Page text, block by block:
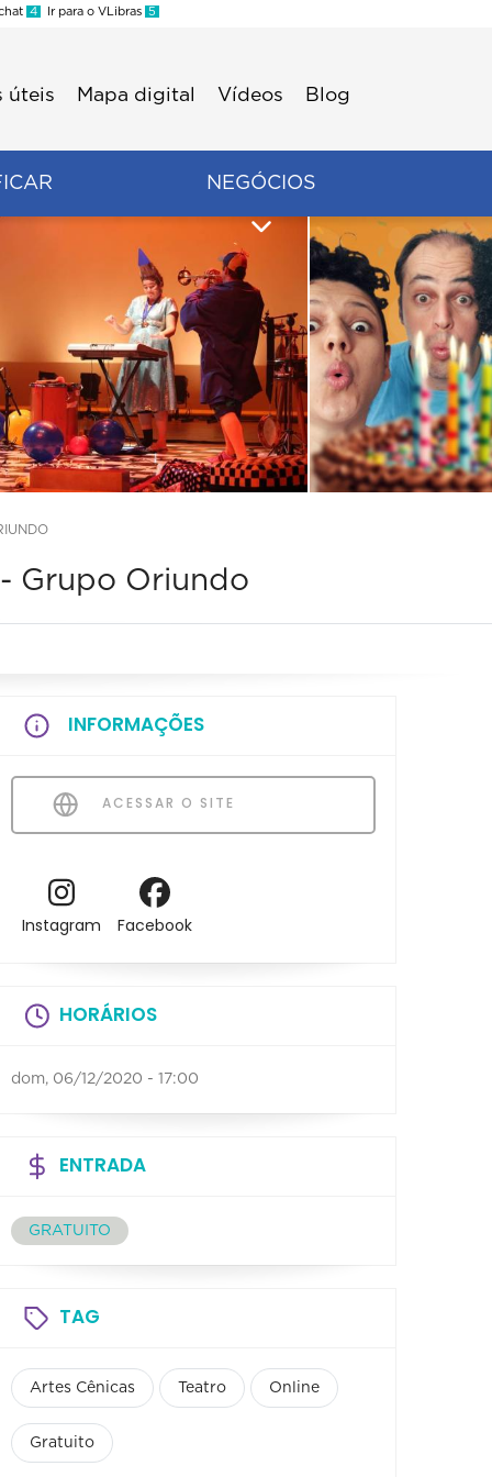
4 Ir para o VLibras 5
úteis Mapa digital Vídeos Blog
NEGÓCIOS
Grupo Oriundo
INFORMAÇÕES
ACESSAR O SITE
Instagram Facebook
HORÁRIOS
dom, 06/12/2020 - 17:00
ENTRADA
GRATUITO
TAG
Artes Cênicas Teatro Online
Gratuito